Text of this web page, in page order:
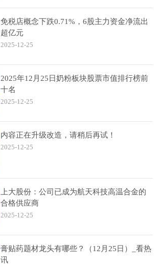
免税店概念下跌0.71%，6股主力资金净流出
超亿元
2025-12-25
2025年12月25日奶粉板块股票市值排行榜前
十名
2025-12-25
内容正在升级改造，请稍后再试！
2025-12-25
上大股份：公司已成为航天科技高温合金的
合格供应商
2025-12-25
膏贴药题材龙头有哪些？（12月25日）_看热
讯